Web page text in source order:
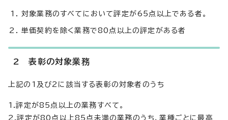
対象業務のすべてにおいて評定が65点以上である者。
単価契約を除く業務で80点以上の評定がある者
2 表彰の対象業務
上記の1及び2に該当する表彰の対象者のうち
1.評定が85点以上の業務すべて。
2.評定が80点以上85点未満の業務のうち、業種ごとに最高